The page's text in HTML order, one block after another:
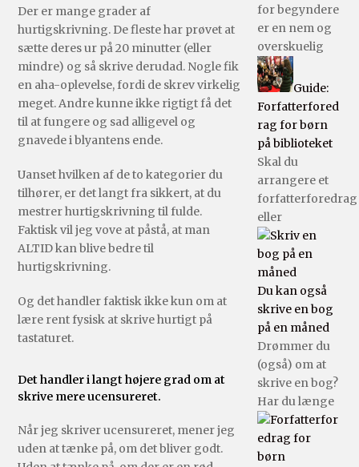
Der er mange grader af
hurtigskrivning. De fleste har prøvet at
sætte deres ur på 20 minutter (eller
mindre) og så skrive derudad. Nogle fik
en aha-oplevelse, fordi de skrev virkelig
meget. Andre kunne ikke rigtigt få det
til at fungere og sad alligevel og
gnavede i blyantens ende.
Uanset hvilken af de to kategorier du
tilhører, er det langt fra sikkert, at du
mestrer hurtigskrivning til fulde.
Faktisk vil jeg vove at påstå, at man
ALTID kan blive bedre til
hurtigskrivning.
Og det handler faktisk ikke kun om at
lære rent fysisk at skrive hurtigt på
tastaturet.
Det handler i langt højere grad om at
skrive mere ucensureret.
Når jeg skriver ucensureret, mener jeg
uden at tænke på, om det bliver godt.
for begyndere
er en nem og
overskuelig
Guide:
Forfatterfored
rag for børn
på biblioteket
Skal du
arrangere et
forfatterforedrag
eller
Du kan også
skrive en bog
på en måned
Drømmer du
(også) om at
skrive en bog?
Har du længe